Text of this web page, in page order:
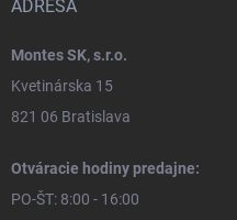
ADRESA
Montes SK, s.r.o.
Kvetinárska 15
821 06 Bratislava
Otváracie hodiny predajne:
PO-ŠT: 8:00 - 16:00